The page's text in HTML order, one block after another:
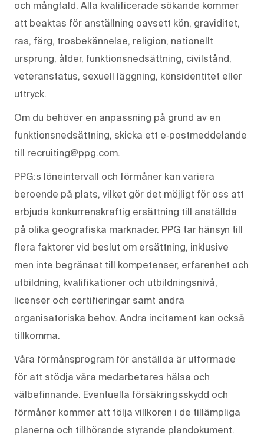
och mångfald. Alla kvalificerade sökande kommer
att beaktas för anställning oavsett kön, graviditet,
ras, färg, trosbekännelse, religion, nationellt
ursprung, ålder, funktionsnedsättning, civilstånd,
veteranstatus, sexuell läggning, könsidentitet eller
uttryck.
Om du behöver en anpassning på grund av en
funktionsnedsättning, skicka ett e‑postmeddelande
till recruiting@ppg.com.
PPG:s löneintervall och förmåner kan variera
beroende på plats, vilket gör det möjligt för oss att
erbjuda konkurrenskraftig ersättning till anställda
på olika geografiska marknader. PPG tar hänsyn till
flera faktorer vid beslut om ersättning, inklusive
men inte begränsat till kompetenser, erfarenhet och
utbildning, kvalifikationer och utbildningsnivå,
licenser och certifieringar samt andra
organisatoriska behov. Andra incitament kan också
tillkomma.
Våra förmånsprogram för anställda är utformade
för att stödja våra medarbetares hälsa och
välbefinnande. Eventuella försäkringsskydd och
förmåner kommer att följa villkoren i de tillämpliga
planerna och tillhörande styrande plandokument.